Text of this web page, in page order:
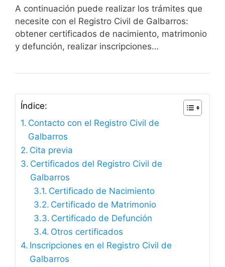
A continuación puede realizar los trámites que
necesite con el Registro Civil de Galbarros:
obtener certificados de nacimiento, matrimonio
y defunción, realizar inscripciones…
Índice:
Contacto con el Registro Civil de
Galbarros
Cita previa
Certificados del Registro Civil de
Galbarros
Certificado de Nacimiento
Certificado de Matrimonio
Certificado de Defunción
Otros certificados
Inscripciones en el Registro Civil de
Galbarros